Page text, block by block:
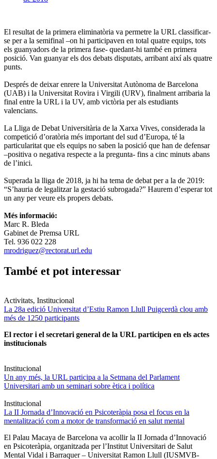
El resultat de la primera eliminatòria va permetre la URL classificar-
se per a la semifinal –on hi participaven en total quatre equips, tots
els guanyadors de la primera fase- quedant-hi també en primera
posició. Van guanyar els dos debats disputats, arribant així als quatre
punts.
Després de deixar enrere la Universitat Autònoma de Barcelona
(UAB) i la Universitat Rovira i Virgili (URV), finalment arribaria la
final entre la URL i la UV, amb victòria per als estudiants
valencians.
La Lliga de Debat Universitària de la Xarxa Vives, considerada la
competició d’oratòria més important del sud d’Europa, té la
particularitat que els equips no saben la posició que han de defensar
–positiva o negativa respecte a la pregunta- fins a cinc minuts abans
de l’inici.
Superada la lliga de 2018, ja hi ha tema de debat per a la de 2019:
“S’hauria de legalitzar la gestació subrogada?” Haurem d’esperar tot
un any per veure els propers debats.
Més informació:
Marc R. Bleda
Gabinet de Premsa URL
Tel. 936 022 228
mrodriguez@rectorat.url.edu
També et pot interessar
Activitats, Institucional
La 28a edició Universitat d’Estiu Ramon Llull Puigcerdà clou amb
més de 1250 participants
El rector i el secretari general de la URL participen en els actes
institucionals
Institucional
Un any més, la URL participa a la Setmana del Parlament
Universitari amb un seminari sobre ètica i política
Institucional
La II Jornada d’Innovació en Psicoteràpia posa el focus en la
mentalització com a motor de transformació en salut mental
El Palau Macaya de Barcelona va acollir la II Jornada d’Innovació
en Psicoteràpia, organitzada per l’Institut Universitari de Salut
Mental Vidal i Barraquer – Universitat Ramon Llull (IUSMVB-